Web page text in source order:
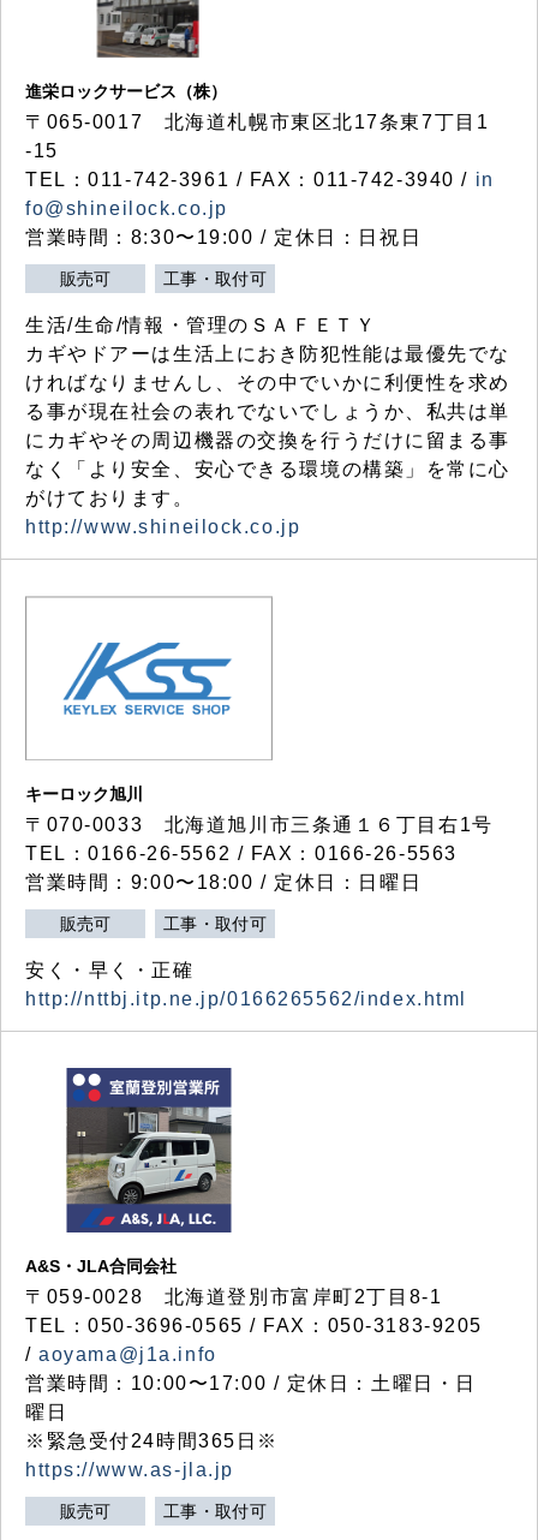
進栄ロックサービス（株）
〒065-0017 北海道札幌市東区北17条東7丁目1
-15
TEL：011-742-3961 / FAX：011-742-3940 / in
fo@shineilock.co.jp
営業時間：8:30〜19:00 / 定休日：日祝日
販売可 工事・取付可
生活/生命/情報・管理のＳＡＦＥＴＹ
カギやドアーは生活上におき防犯性能は最優先でな
ければなりませんし、その中でいかに利便性を求め
る事が現在社会の表れでないでしょうか、私共は単
にカギやその周辺機器の交換を行うだけに留まる事
なく「より安全、安心できる環境の構築」を常に心
がけております。
http://www.shineilock.co.jp
キーロック旭川
〒070-0033 北海道旭川市三条通１６丁目右1号
TEL：0166-26-5562 / FAX：0166-26-5563
営業時間：9:00〜18:00 / 定休日：日曜日
販売可 工事・取付可
安く・早く・正確
http://nttbj.itp.ne.jp/0166265562/index.html
A&S・JLA合同会社
〒 059-0028 北海道登別市富岸町2丁目 8-1
TEL：050-3696-0565 / FAX：050-3183-9205
/aoyama@j1a.info
営業時間：10:00〜17:00 / 定休日：土曜日・日
曜日
※緊急受付24時間365日※
https://www.as-jla.jp
販売可 工事・取付可